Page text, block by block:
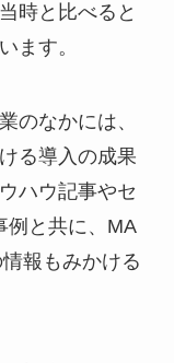
時と比べると
ます。
のなかには、
る導入の成果
ハウ記事やセ
例と共に、MA
報もみかける